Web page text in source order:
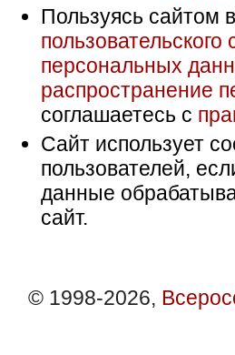
Пользуясь сайтом
пользовательского
персональных
распространение
соглашаетесь с
Сайт использует
пользователей,
данные
сайт.
© 1998-2026,